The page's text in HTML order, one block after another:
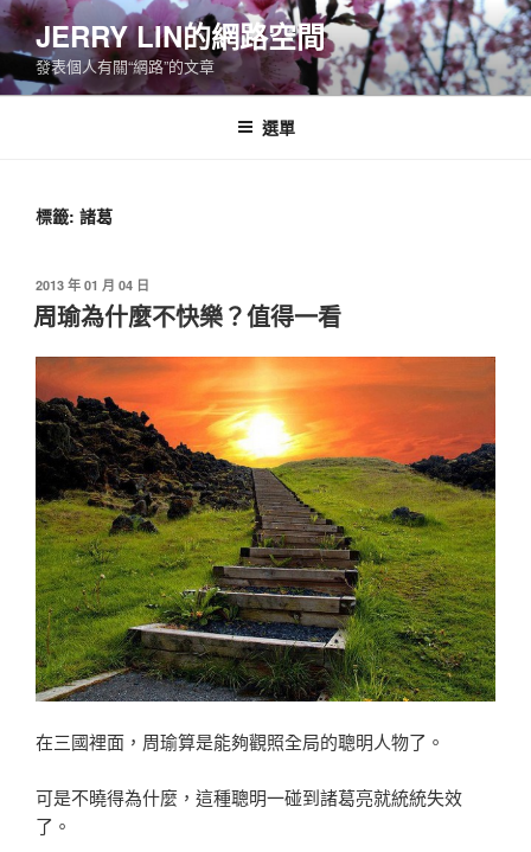
跳
至
主
要
JERRY LIN的網路空間
發表個人有關“網路”的文章
選單
標籤: 諸葛
發
佈
於
2013 年 01 月 04 日
周瑜為什麼不快樂？值得一看
在三國裡面，周瑜算是能夠觀照全局的聰明人物了。
可是不曉得為什麼，這種聰明一碰到諸葛亮就統統失效
了。